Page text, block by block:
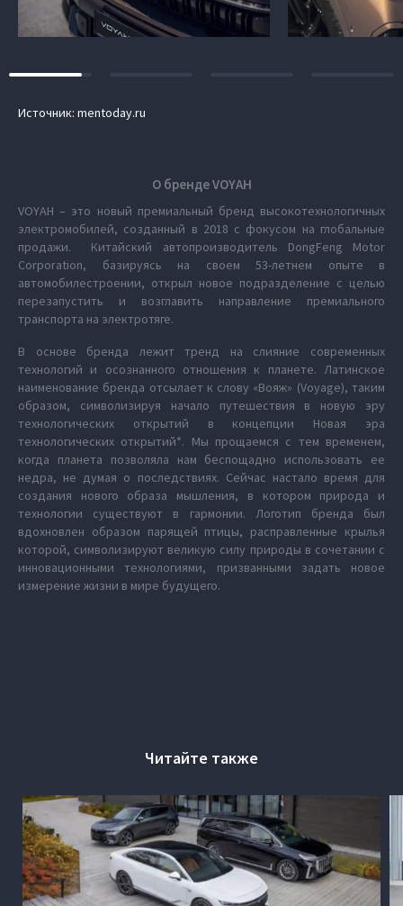
Источник: mentoday.ru
О бренде VOYAH
VOYAH – это новый премиальный бренд высокотехнологичных
электромобилей, созданный в 2018 с фокусом на глобальные
продажи. Китайский автопроизводитель DongFeng Motor
Corporation, базируясь на своем 53-летнем опыте в
автомобилестроении, открыл новое подразделение с целью
перезапустить и возглавить направление премиального
транспорта на электротяге.
В основе бренда лежит тренд на слияние современных
технологий и осознанного отношения к планете. Латинское
наименование бренда отсылает к слову «Вояж» (Voyage), таким
образом, символизируя начало путешествия в новую эру
технологических открытий в концепции Новая эра
технологических открытий*. Мы прощаемся с тем временем,
когда планета позволяла нам беспощадно использовать ее
недра, не думая о последствиях. Сейчас настало время для
создания нового образа мышления, в котором природа и
технологии существуют в гармонии. Логотип бренда был
вдохновлен образом парящей птицы, расправленные крылья
которой, символизируют великую силу природы в сочетании с
инновационными технологиями, призванными задать новое
измерение жизни в мире будущего.
Читайте также